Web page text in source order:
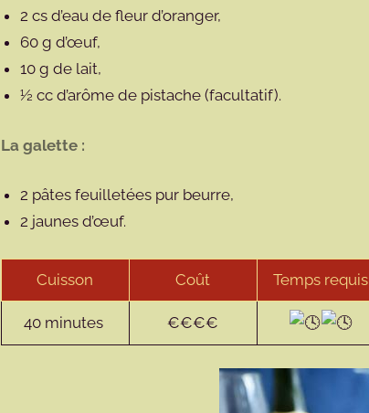
2 cs d’eau de fleur d’oranger,
60 g d’œuf,
10 g de lait,
½ cc d’arôme de pistache (facultatif).
La galette :
2 pâtes feuilletées pur beurre,
2 jaunes d’œuf.
Cuisson Coût Temps requis
40 minutes €€€€